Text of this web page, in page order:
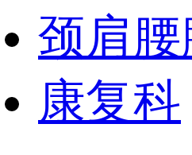
颈肩腰
康复科